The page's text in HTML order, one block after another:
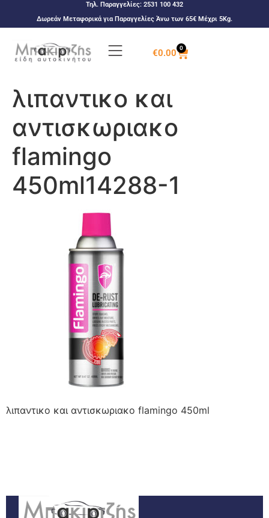
Τηλ. Παραγγελίες: 2531 100 432
Δωρεάν Μεταφορικά για Παραγγελίες Άνω των 65€ Μέχρι 5Kg.
€0.00 0
λιπαντικο και
αντισκωριακο
flamingo
450ml14288-1
λιπαντικο και αντισκωριακο flamingo 450ml